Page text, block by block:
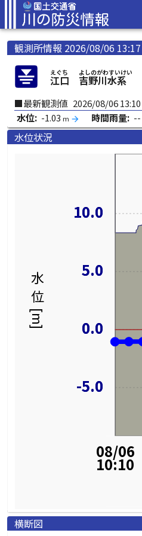
観測所情報 2026/08/06 13:17
えぐち
江口
よしのがわすいけい
吉野川水系
■最新観測値 2026/08/06 13:10
水位: -1.03 m arrow_forward 時間雨量: --
水位状況
-5.0
0.0
5.0
10.0
水位[m]
-5.0
0.0
5.0
10.0
08/06
10:10
横断図